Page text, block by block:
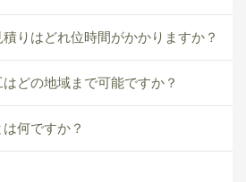
りはどれ位時間がかかりますか？
どの地域まで可能ですか？
何ですか？